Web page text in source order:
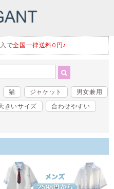
で全国一律送料0円♪
猫 ジャケット
男女兼用
きいサイズ
合わせやすい